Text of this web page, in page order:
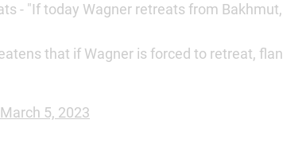
- "If today Wagner retreats from
that if Wagner is forced to retreat,
March 5, 2023